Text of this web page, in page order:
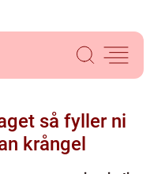
så fyller ni
krångel